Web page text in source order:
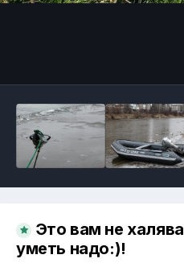
Это вам не
уметь надо:)!